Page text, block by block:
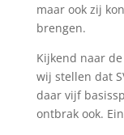
maar ook zij
brengen.
Kijkend naar
wij stellen dat
daar vijf
ontbrak ook.